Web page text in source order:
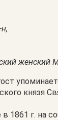
женский
князя
в 1861 г. на